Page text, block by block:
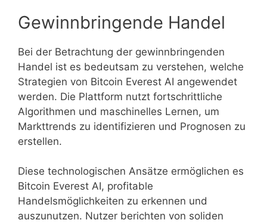
Gewinnbringende Handel
Bei der Betrachtung der gewinnbringenden
Handel ist es bedeutsam zu verstehen, welche
Strategien von Bitcoin Everest AI angewendet
werden. Die Plattform nutzt fortschrittliche
Algorithmen und maschinelles Lernen, um
Markttrends zu identifizieren und Prognosen zu
erstellen.
Diese technologischen Ansätze ermöglichen es
Bitcoin Everest AI, profitable
Handelsmöglichkeiten zu erkennen und
auszunutzen. Nutzer berichten von soliden